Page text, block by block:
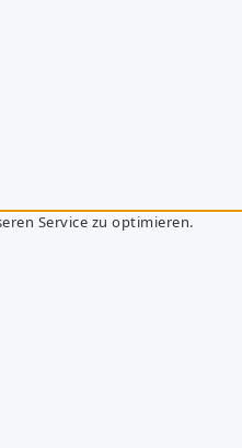
Service zu optimieren.